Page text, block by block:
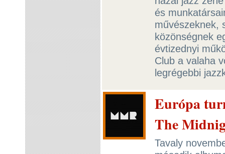
és
művészeknek,
közönségnek
évtizednyi
Club a valaha
legrégebbi
Európa
The
Tavaly